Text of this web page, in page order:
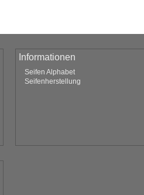
Informationen
Seifen Alphabet
Seifenherstellung